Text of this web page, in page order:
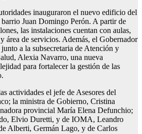
inauguraron el nuevo edificio del
Juan Domingo Perón. A partir de
las instalaciones cuentan con aulas,
área de servicios. Además, el Gobernador
a la subsecretaria de Atención y
Alexia Navarro, una nueva
para fortalecer la gestión de las
actividades el jefe de Asesores del
la ministra de Gobierno, Cristina
provincial María Elena Defunchio;
Elvio Duretti, y de IOMA, Leandro
Alberti, Germán Lago, y de Carlos